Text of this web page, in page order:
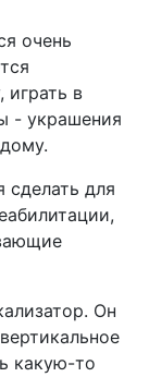
очень
играть в
- украшения
сделать для
Он
какую-то